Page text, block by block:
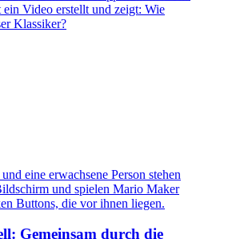
Video erstellt und zeigt: Wie
Klassiker?
Gemeinsam durch die